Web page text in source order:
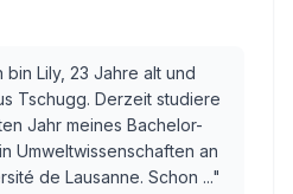
bin Lily, 23 Jahre alt und
Tschugg. Derzeit studiere
Jahr meines Bachelor-
Umweltwissenschaften an
de Lausanne. Schon ..."